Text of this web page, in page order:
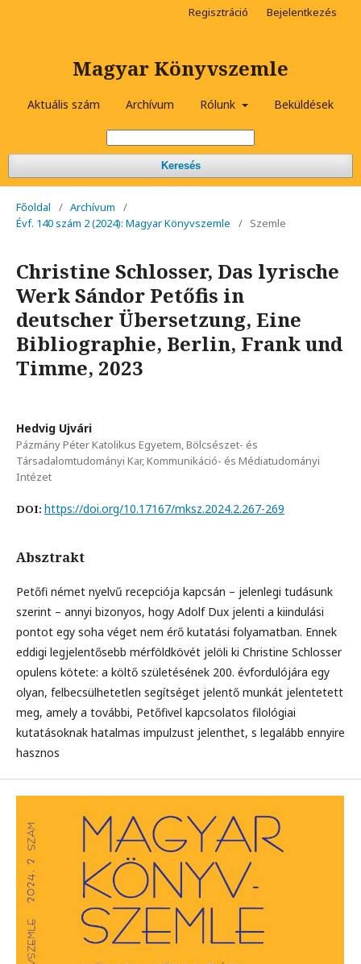
Magyar Könyvszemle
Aktuális szám Archívum Rólunk Beküldések
Keresés
Regisztráció Bejelentkezés
Főoldal / Archívum
/
Évf. 140 szám 2 (2024): Magyar Könyvszemle
/ Szemle
Christine Schlosser, Das lyrische
Werk Sándor Petőfis in
deutscher Übersetzung, Eine
Bibliographie, Berlin, Frank und
Timme, 2023
Hedvig Ujvári
Pázmány Péter Katolikus Egyetem, Bölcsészet- és
Társadalomtudományi Kar, Kommunikáció- és Médiatudományi
Intézet
DOI: https://doi.org/10.17167/mksz.2024.2.267-269
Absztrakt
Petőfi német nyelvű recepciója kapcsán – jelenlegi tudásunk
szerint – annyi bizonyos, hogy Adolf Dux jelenti a kiindulási
pontot egy soha véget nem érő kutatási folyamatban. Ennek
eddigi legjelentősebb mérföldkövét jelöli ki Christine Schlosser
opulens kötete: a költő születésének 200. évfordulójára egy
olyan, felbecsülhetetlen segítséget jelentő munkát jelentetett
meg, amely a további, Petőfivel kapcsolatos filológiai
kutatásoknak hatalmas impulzust jelenthet, s legalább ennyire
hasznos